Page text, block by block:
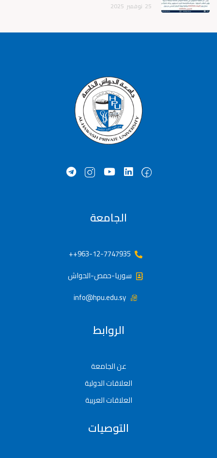
25 نوفمبر 2025
الجامعة
963-12-7747935++
سوريا-حمص-الحواش
info@hpu.edu.sy
الروابط
عن الجامعة
العلاقات الدولية
العلاقات العربية
التوصيات